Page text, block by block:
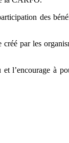
des
par les
à